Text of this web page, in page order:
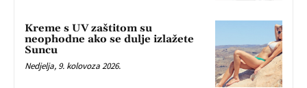
Kreme s UV zaštitom su
neophodne ako se dulje izlažete
Suncu
Nedjelja, 9. kolovoza 2026.